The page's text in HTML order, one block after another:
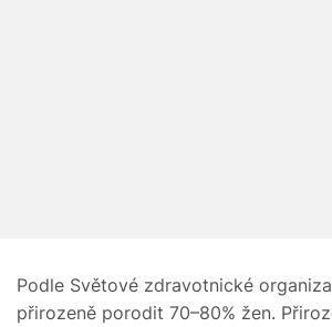
Podle Světové zdravotnické
přirozeně porodit 70–80% žen.